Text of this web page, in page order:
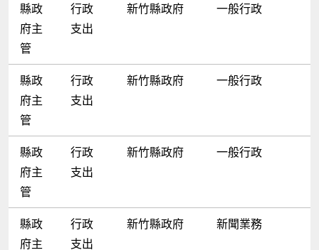
縣政
府主
管
行政
支出
新竹縣政府 一般行政
縣政
府主
管
行政
支出
新竹縣政府 一般行政
縣政
府主
管
行政
支出
新竹縣政府 一般行政
縣政
府主
行政
支出
新竹縣政府 新聞業務